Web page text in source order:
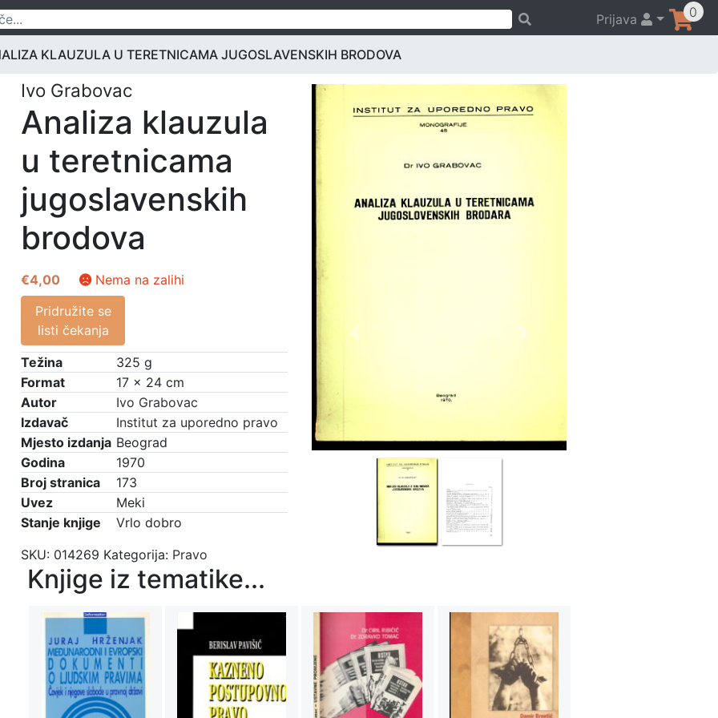
Prijava 0
KLAUZULA U TERETNICAMA JUGOSLAVENSKIH BRODOVA
Ivo Grabovac
Analiza klauzula
u teretnicama
jugoslavenskih
brodova
€4,00
Nema na zalihi
Pridružite se
listi čekanja
Težina
325 g
Format
17 × 24 cm
Autor
Ivo Grabovac
Izdavač
Institut za uporedno pravo
Mjesto izdanja Beograd
Godina
1970
Broj stranica
173
Uvez
Meki
Stanje knjige
Vrlo dobro
SKU: 014269 Kategorija: Pravo
Previous Next
Knjige iz tematike...